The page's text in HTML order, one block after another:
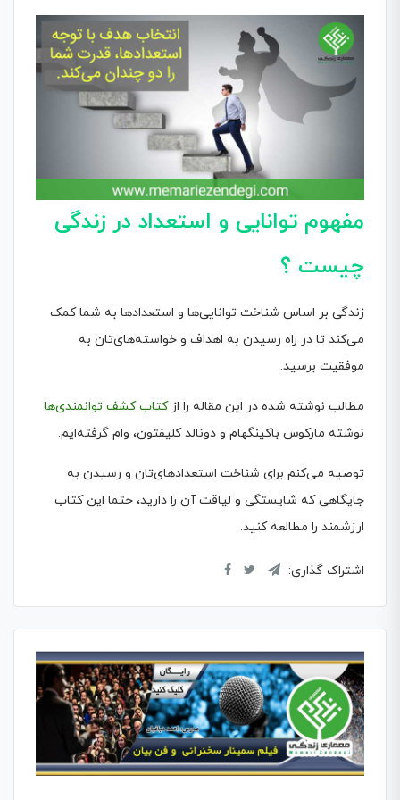
مفهوم توانایی و استعداد در زندگی
چیست ؟
زندگی بر اساس شناخت توانایی‌ها و استعدادها به شما کمک
می‌کند تا در راه رسیدن به اهداف و خواسته‌های‌تان به
موفقیت برسید.
مطالب نوشته شده در این مقاله را ازکتاب کشف توانمندی‌ها
نوشته مارکوس باکینگهام و دونالد کلیفتون، وام گرفته‌ایم.
توصیه می‌کنم برای شناخت استعدادهای‌تان و رسیدن به
جایگاهی که شایستگی و لیاقت آن را دارید، حتما این کتاب
ارزشمند را مطالعه کنید.
اشتراک گذاری: